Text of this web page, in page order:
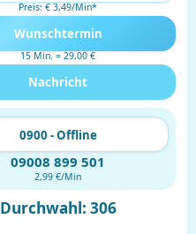
Preis: € 3,49/Min*
Wunschtermin
15 Min. = 29,00 €
Nachricht
0900 - Offline
09008 899 501
2,99 €/Min
Durchwahl: 306